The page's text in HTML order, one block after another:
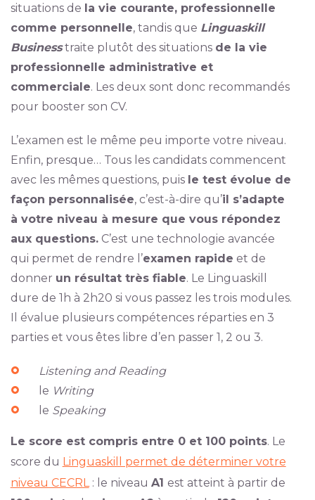
situations de la vie courante, professionnelle
comme personnelle, tandis que Linguaskill
Businesstraite plutôt des situations de la vie
professionnelle administrative et
commerciale. Les deux sont donc recommandés
pour booster son CV.
L’examen est le même peu importe votre niveau.
Enfin, presque… Tous les candidats commencent
avec les mêmes questions, puis le test évolue de
façon personnalisée, c’est-à-dire qu’il s’adapte
à votre niveau à mesure que vous répondez
aux questions.C’est une technologie avancée
qui permet de rendre l’examen rapide et de
donner un résultat très fiable. Le Linguaskill
dure de 1h à 2h20 si vous passez les trois modules.
Il évalue plusieurs compétences réparties en 3
parties et vous êtes libre d’en passer 1, 2 ou 3.
Listening and Reading
le Writing
le Speaking
Le score est compris entre 0 et 100 points. Le
score du Linguaskill permet de déterminer votre
niveau CECRL: le niveau A1 est atteint à partir de